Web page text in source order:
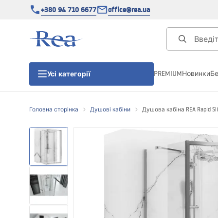
+380 94 710 6677 office@rea.ua
Усі категорії
Душові піддони
Душові лінійні зливи
PREMIUMНовинки
Головна сторінка Душові кабіни Душова кабіна REA Rapid